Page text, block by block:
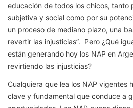
educación de todos los chicos, tanto
subjetiva y social como por su
un proceso de mediano plazo, una
revertir las injusticias”. Pero ¿Qué
están generando hoy los NAP en
revirtiendo las injusticias?
Cualquiera que lea los NAP vigentes
clave y fundamental que conduce a